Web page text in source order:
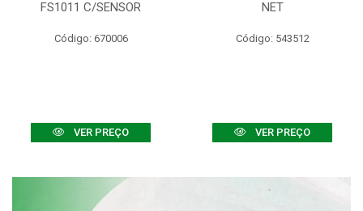
FS1011 C/SENSOR
Código: 670006
VER PREÇO
NET
Código: 543512
VER PREÇO